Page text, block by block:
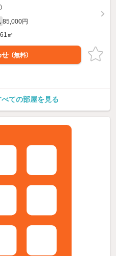
85,000円
㎡
せ （無料）
ての部屋を見る